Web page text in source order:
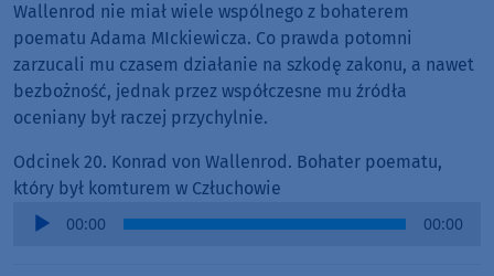
Wallenrod nie miał wiele wspólnego z bohaterem
poematu Adama MIckiewicza. Co prawda potomni
zarzucali mu czasem działanie na szkodę zakonu, a nawet
bezbożność, jednak przez współczesne mu źródła
oceniany był raczej przychylnie.
Odcinek 20. Konrad von Wallenrod. Bohater poematu,
który był komturem w Człuchowie
Audio
00:00 00:00